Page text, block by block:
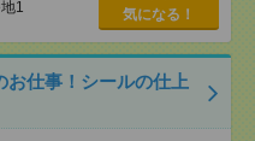
1 気になる！
仕事！シールの仕上